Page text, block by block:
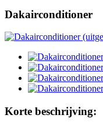
Dakairconditioner
Korte beschrijving: